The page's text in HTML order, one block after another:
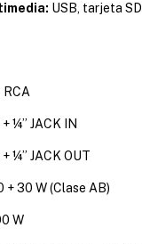
USB, tarjeta
RCA
¼” JACK IN
¼” JACK OUT
+ 30 W (Clase AB)
W